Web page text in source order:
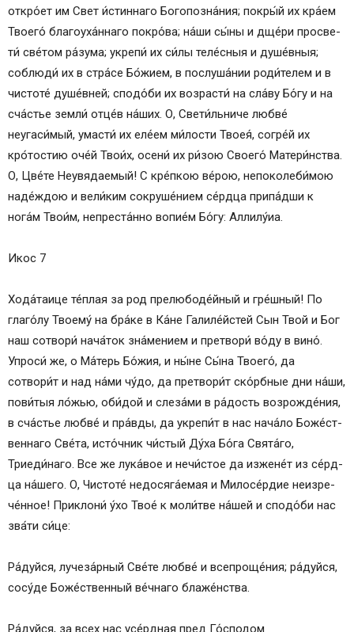
откро́ет им Свет и́с­тин­на­го Бо­го­поз­на́­ния; по­кры́й их кра́ем
Тво­его́ благоуха́ннаго покро́ва; на́ши сы́ны и дще́ри про­све­
ти́ све́­том ра́­зу­ма; укре­пи́ их си́­лы те­ле́с­ныя и ду­ше́в­ныя;
соблюди́ их в стра́се Бо́жием, в послуша́нии роди́телем и в
чис­то­те́ душе́вней; спо­до́­би их возрасти́ на сла́­ву Бо́­гу и на
сча́стье зем­ли́ отце́в на́­ших. О, Све­ти́ль­ни­че люб­ве́
неугаси́мый, умасти́ их еле́ем ми́­лос­ти Твоея́, со­гре́й их
кро́тостию оче́й Тво­и́х, осени́ их ри́­зою Сво­его́ Матери́нства.
О, Цве́­те Не­увя­да­емый! С кре́пкою ве́­рою, непоколеби́мою
на­де́ж­дою и вели́ким сокруше́нием се́рд­ца припа́дши к
нога́м Тво­и́м, непреста́нно во­пи­е́м Бо́­гу: Алли­лу́иа.
Икос 7
Хо­да́­таи­це те́плая за род прелюбоде́йный и гре́шный! По
глаго́лу Тво­ему́ на бра́ке в Ка́не Галиле́йстей Сын Твой и Бог
наш со­тво­ри́ нача́ток зна́мением и претвори́ во́­ду в вино́.
Упроси́ же, о Ма́­терь Бо́­жия, и ны́­не Сы́­на Тво­его́, да
сотвори́т и над на́­ми чу́­до, да претвори́т ско́рбные дни на́ши,
пови́тыя ло́жью, оби́дой и сле­за́­ми в ра́­дость возрожде́ния,
в сча́стье люб­ве́ и пра́в­ды, да укрепи́т в нас на­ча́­ло Бо­же́ст­
вен­на­го Све́­та, ис­то́ч­ник чи́стый Ду́­ха Бо́­га Свя­та́­го,
Триеди́наго. Все же лука́вое и нечи́стое да изжене́т из се́рд­
ца на́­ше­го. О, Чис­то­те́ недосяга́емая и Ми­ло­се́р­дие не­из­ре­
че́н­ное! Приклони́ у́хо Твое́ к мо­ли́т­ве на́­шей и спо­до́­би нас
зва́ти си́­це:
Ра́­дуй­ся, лучеза́рный Све́­те люб­ве́ и всепроще́ния; ра́­дуй­ся,
со­су́­де Бо­же́ст­вен­ный ве́ч­на­го бла­же́н­ства.
Ра́­дуй­ся, за всех нас усе́рд­ная пред Го́сподом